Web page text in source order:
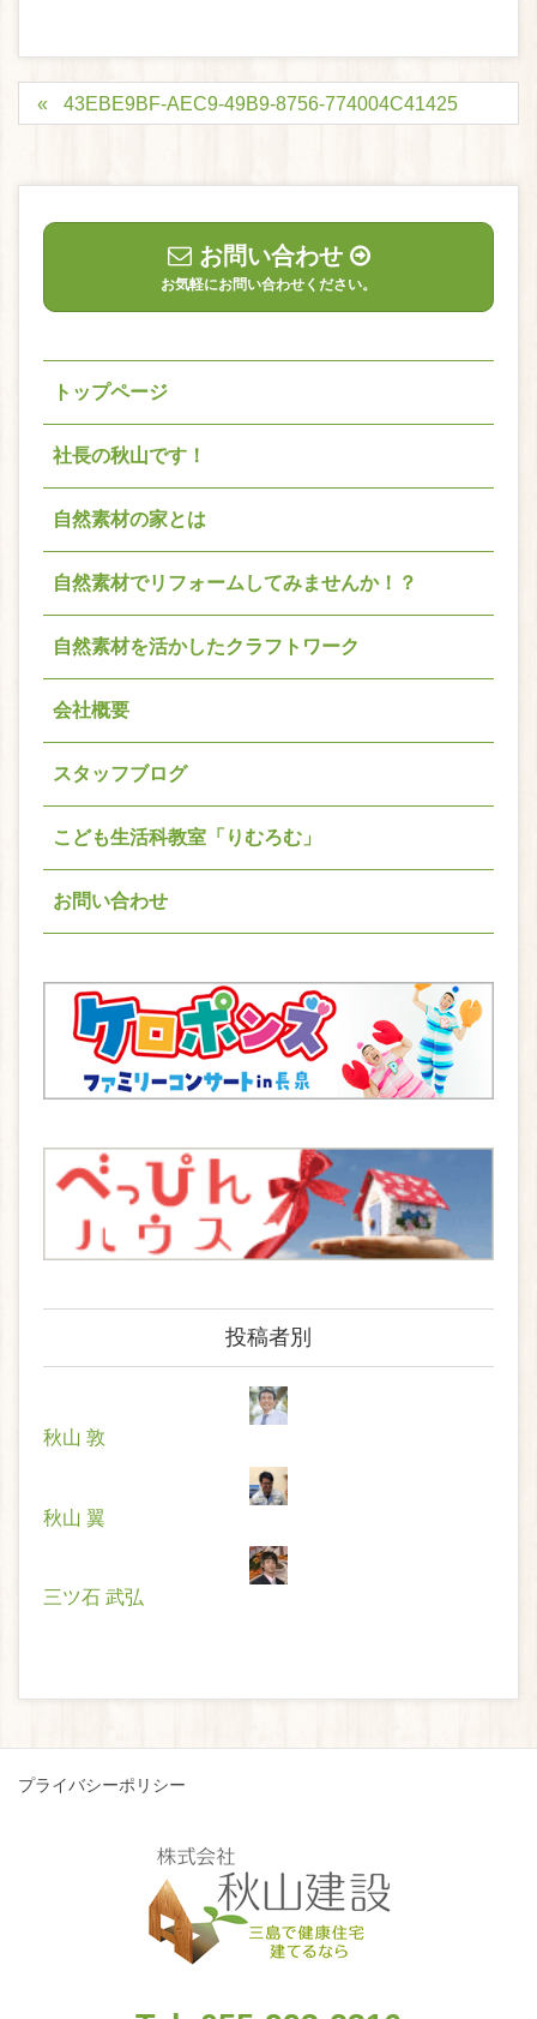
43EBE9BF-AEC9-49B9-8756-774004C41425
お問い合わせ
お気軽にお問い合わせください。
トップページ
社長の秋山です！
自然素材の家とは
自然素材でリフォームしてみませんか！？
自然素材を活かしたクラフトワーク
会社概要
スタッフブログ
こども生活科教室「りむろむ」
お問い合わせ
投稿者別
秋山 敦
秋山 翼
三ツ石 武弘
プライバシーポリシー